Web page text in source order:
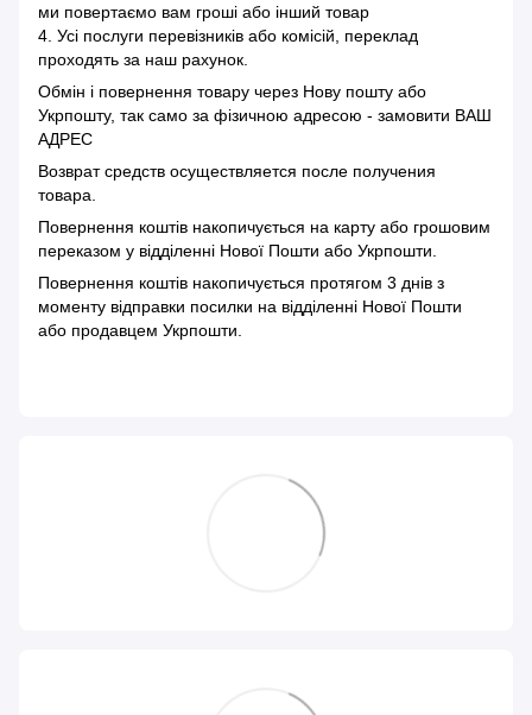
ми повертаємо вам гроші або інший товар
4. Усі послуги перевізників або комісій, переклад
проходять за наш рахунок.
Обмін і повернення товару через Нову пошту або
Укрпошту, так само за фізичною адресою - замовити ВАШ
АДРЕС
Возврат средств осуществляется после получения
товара.
Повернення коштів накопичується на карту або грошовим
переказом у відділенні Нової Пошти або Укрпошти.
Повернення коштів накопичується протягом 3 днів з
моменту відправки посилки на відділенні Нової Пошти
або продавцем Укрпошти.